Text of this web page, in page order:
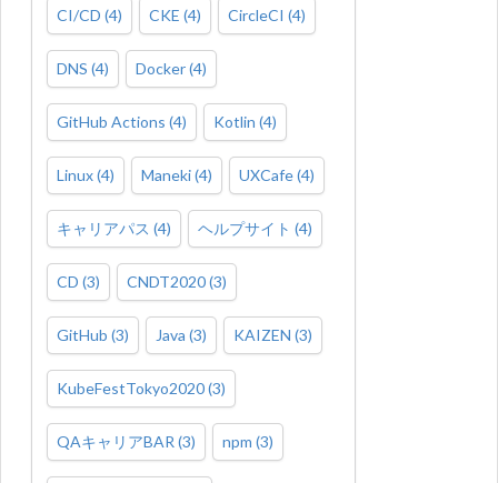
CI/CD (4) CKE (4) CircleCI (4)
DNS (4) Docker(4)
GitHub Actions (4) Kotlin (4)
Linux(4) Maneki(4) UXCafe(4)
キャリアパス (4) ヘルプサイト (4)
CD (3) CNDT2020(3)
GitHub (3) Java (3) KAIZEN (3)
KubeFestTokyo2020(3)
QAキャリアBAR (3) npm (3)